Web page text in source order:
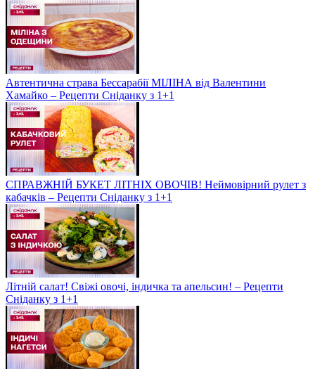
Автентична страва Бессарабії МІЛІНА від Валентини
Хамайко – Рецепти Сніданку з 1+1
СПРАВЖНІЙ БУКЕТ ЛІТНІХ ОВОЧІВ! Неймовірний рулет з
кабачків – Рецепти Сніданку з 1+1
Літній салат! Свіжі овочі, індичка та апельсин! – Рецепти
Сніданку з 1+1